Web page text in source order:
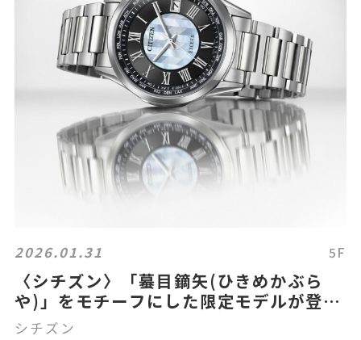
2026.01.31 5F
〈シチズン〉「蟇目鏑矢(ひきめかぶら
や)」をモチーフにした限定モデルが登
場！
シチズン